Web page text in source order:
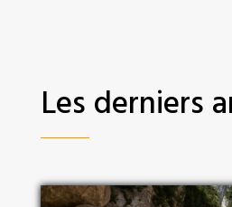
Les derniers